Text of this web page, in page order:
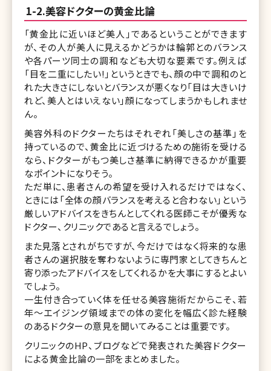
1-2.美容ドクターの黄金比論
「黄金比に近いほど美人」であるということができます
が、その人が美人に見えるかどうかは輪郭とのバランス
や各パーツ同士の調和なども大切な要素です。例えば
「目を二重にしたい!」というときでも、顔の中で調和のと
れた大きさにしないとバランスが悪くなり「目は大きいけ
れど、美人とはいえない」顔になってしまうかもしれませ
ん。
美容外科のドクターたちはそれぞれ「美しさの基準」を
持っているので、黄金比に近づけるための施術を受ける
なら、ドクターがもつ美しさ基準に納得できるかが重要
なポイントになりそう。
ただ単に、患者さんの希望を受け入れるだけではなく、
ときには「全体の顔バランスを考えると合わない」という
厳しいアドバイスをきちんとしてくれる医師こそが優秀な
ドクター、クリニックであると言えるでしょう。
また見落とされがちですが、今だけではなく将来的な患
者さんの選択肢を奪わないように専門家としてきちんと
寄り添ったアドバイスをしてくれるかを大事にするとよい
でしょう。
一生付き合っていく体を任せる美容施術だからこそ、若
年〜エイジング領域までの体の変化を幅広く診た経験
のあるドクターの意見を聞いてみることは重要です。
クリニックのHP、ブログなどで発表された美容ドクター
による黄金比論の一部をまとめました。